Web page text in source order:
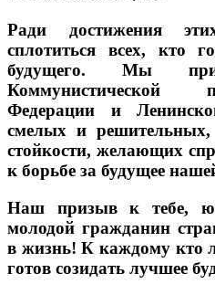
Ради достижения
сплотиться всех, кто
будущего. Мы
Коммунистической
Федерации и
смелых и
стойкости, желающих
к борьбе за будущее
Наш призыв к тебе,
молодой гражданин
в жизнь! К каждому кто
готов созидать лучшее